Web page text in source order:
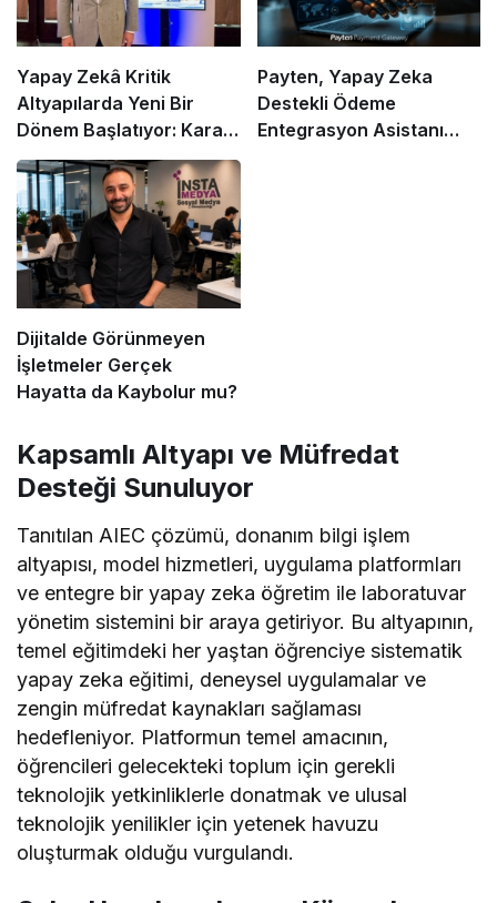
Yapay Zekâ Kritik
Altyapılarda Yeni Bir
Dönem Başlatıyor: Karar
Alma Süreçleri Yeniden
Şekilleniyor!
Payten, Yapay Zeka
Destekli Ödeme
Entegrasyon Asistanı
Dijitalde Görünmeyen
İşletmeler Gerçek
Hayatta da Kaybolur mu?
Kapsamlı Altyapı ve Müfredat
Desteği Sunuluyor
Tanıtılan AIEC çözümü, donanım bilgi işlem
altyapısı, model hizmetleri, uygulama platformları
ve entegre bir yapay zeka öğretim ile laboratuvar
yönetim sistemini bir araya getiriyor. Bu altyapının,
temel eğitimdeki her yaştan öğrenciye sistematik
yapay zeka eğitimi, deneysel uygulamalar ve
zengin müfredat kaynakları sağlaması
hedefleniyor. Platformun temel amacının,
öğrencileri gelecekteki toplum için gerekli
teknolojik yetkinliklerle donatmak ve ulusal
teknolojik yenilikler için yetenek havuzu
oluşturmak olduğu vurgulandı.